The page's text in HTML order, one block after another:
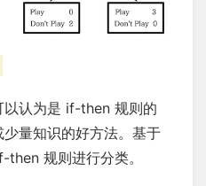
以认为是 if-then 规则的
量知识的好方法。基于
规则进行分类。